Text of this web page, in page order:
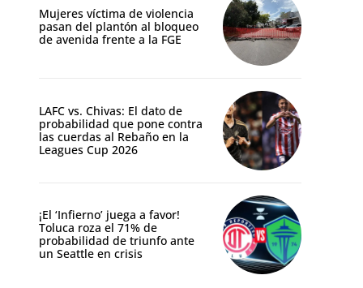
Mujeres víctima de violencia
pasan del plantón al bloqueo
de avenida frente a la FGE
LAFC vs. Chivas: El dato de
probabilidad que pone contra
las cuerdas al Rebaño en la
Leagues Cup 2026
¡El ‘Infierno’ juega a favor!
Toluca roza el 71% de
probabilidad de triunfo ante
un Seattle en crisis